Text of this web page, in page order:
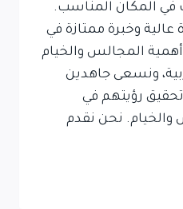
في المكان المناسب.
عالية وخبرة ممتازة في
المجالس والخيام
ونسعى جاهدين
رؤيتهم في
نحن نقدم